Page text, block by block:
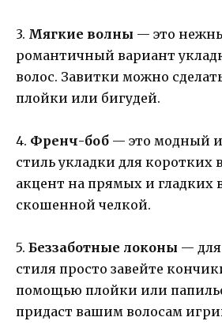
3. Мягкие волны — это
романтичный вариант
волос. Завитки можно
плойки или бигудей.
4. Френч-боб — это модный
стиль укладки для коротких
акцент на прямых и гладких
скошенной челкой.
5. Беззаботные локоны — для
стиля просто завейте
помощью плойки или
придаст вашим волосам